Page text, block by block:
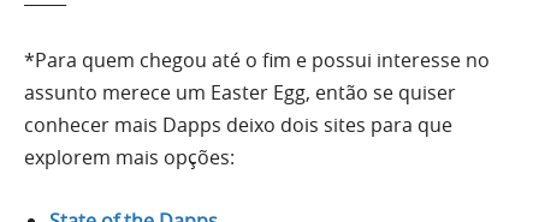
*Para quem chegou até o fim e possui interesse no
assunto merece um Easter Egg, então se quiser
conhecer mais Dapps deixo dois sites para que
explorem mais opções: